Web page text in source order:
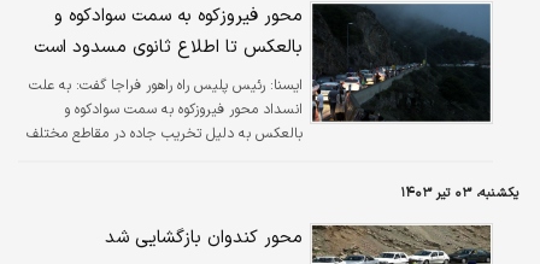
محور فیروزکوه به سمت سوادکوه و
بالعکس تا اطلاع ثانوی مسدود است
ایسنا: رئیس پلیس راه راهور فراجا گفت: به علت
انسداد محور فیروزکوه به سمت سوادکوه و
بالعکس به دلیل تخریب جاده در مقاطع مختلف
یکشنبه، ۰۳ تیر ۱۴۰۳
محور کندوان بازگشایی شد